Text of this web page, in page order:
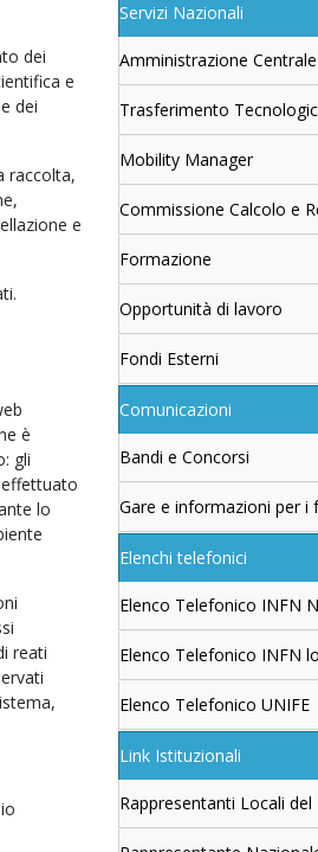
dei
e
dei
raccolta,
e
è
gli
effettuato
lo
reati
Servizi Nazionali
Amministrazione Centrale
Trasferimento
Mobility Manager
Commissione Calcolo e
Formazione
Opportunità di lavoro
Fondi Esterni
Comunicazioni
Bandi e Concorsi
Gare e informazioni per i
Elenchi telefonici
Elenco Telefonico INFN
Elenco Telefonico INFN
Elenco Telefonico UNIFE
Link Istituzionali
Rappresentanti Locali del